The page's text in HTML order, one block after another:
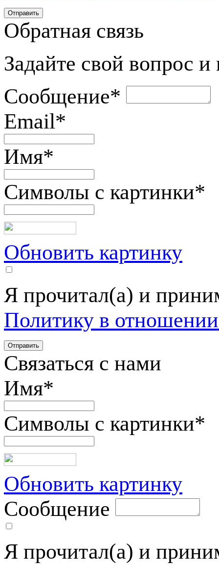
Обратная связь
Задайте свой вопрос
Сообщение*
Email*
Имя*
Символы с картинки*
Обновить картинку
Я прочитал(а) и
Политику в
Связаться с нами
Имя*
Символы с картинки*
Обновить картинку
Сообщение
Я прочитал(а) и